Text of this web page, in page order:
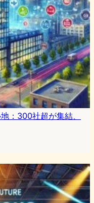
：300社超が集結、